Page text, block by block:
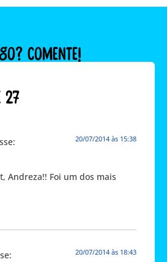
COMENTE!
27
20/07/2014 às 15:38
Andreza!! Foi um dos mais
20/07/2014 às 18:43